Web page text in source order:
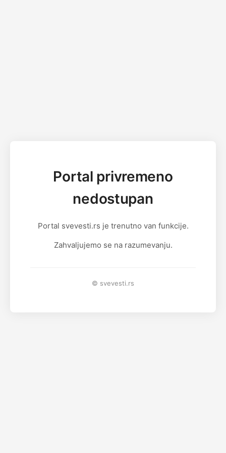
Portal privremeno
nedostupan
Portal svevesti.rs je trenutno van funkcije.
Zahvaljujemo se na razumevanju.
© svevesti.rs